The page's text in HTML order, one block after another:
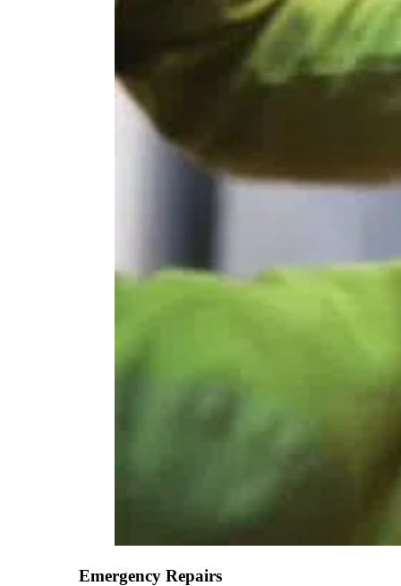
Emergency Repairs